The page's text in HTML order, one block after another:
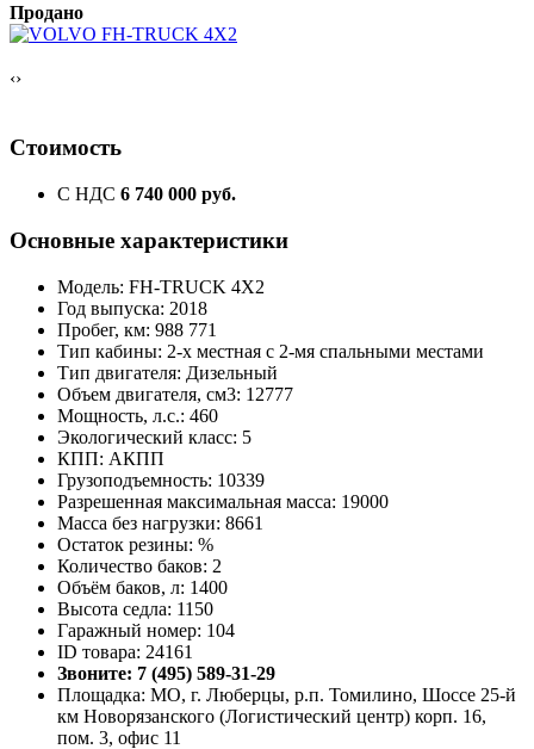
Продано
‹›
Стоимость
С НДС 6 740 000 руб.
Основные характеристики
Модель: FH-TRUCK 4X2
Год выпуска: 2018
Пробег, км: 988 771
Тип кабины: 2-х местная с 2-мя спальными местами
Тип двигателя: Дизельный
Объем двигателя, см3: 12777
Мощность, л.с.: 460
Экологический класс: 5
КПП: АКПП
Грузоподъемность: 10339
Разрешенная максимальная масса: 19000
Масса без нагрузки: 8661
Остаток резины: %
Количество баков: 2
Объём баков, л: 1400
Высота седла: 1150
Гаражный номер: 104
ID товара: 24161
Звоните: 7 (495) 589-31-29
Площадка: МО, г. Люберцы, р.п. Томилино, Шоссе 25-й
км Новорязанского (Логистический центр) корп. 16,
пом. 3, офис 11